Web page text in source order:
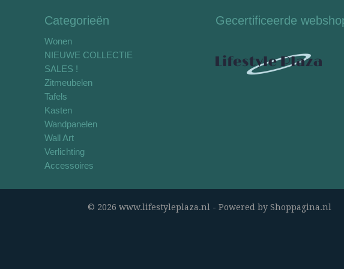
Categorieën
Wonen
NIEUWE COLLECTIE
SALES !
Zitmeubelen
Tafels
Kasten
Wandpanelen
Wall Art
Verlichting
Accessoires
Gecertificeerde
© 2026 www.lifestyleplaza.nl - Powered by Shoppagina.nl